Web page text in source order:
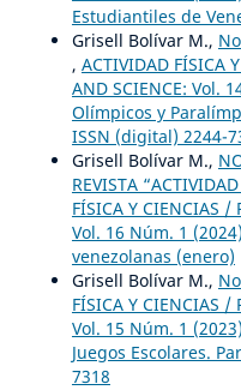
Estudiantiles de
Grisell Bolívar M.,
, ACTIVIDAD FÍSICA
AND SCIENCE: Vol.
Olímpicos y
ISSN (digital) 2244-
Grisell Bolívar M.,
REVISTA
FÍSICA Y CIENCIAS /
Vol. 16 Núm. 1
venezolanas (enero)
Grisell Bolívar M.,
FÍSICA Y CIENCIAS /
Vol. 15 Núm. 1
Juegos Escolares.
7318